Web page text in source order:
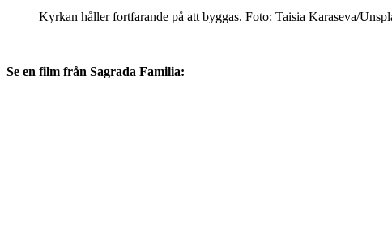
Kyrkan håller fortfarande på att byggas. Foto: Taisia Karaseva/
Se en film från Sagrada Familia: